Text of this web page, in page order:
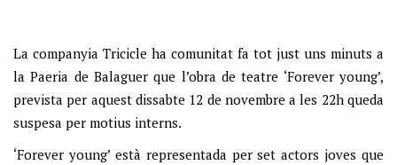
La companyia Tricicle ha comunitat fa tot just uns minuts a
la Paeria de Balaguer que l’obra de teatre ‘Forever young’,
prevista per aquest dissabte 12 de novembre a les 22h queda
suspesa per motius interns.
‘Forever young’ està representada per set actors joves que